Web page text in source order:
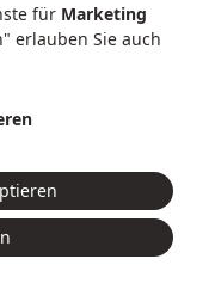
für Marketing
erlauben Sie auch